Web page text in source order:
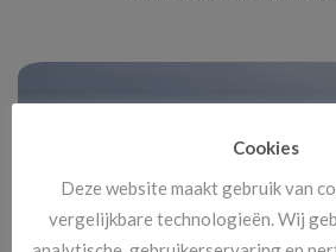
Cookies
Deze website maakt gebruik van
vergelijkbare technologieën. Wij